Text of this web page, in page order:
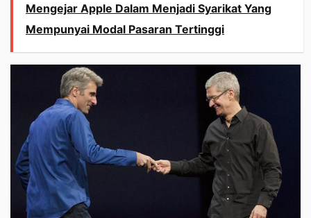
Mengejar Apple Dalam Menjadi Syarikat Yang
Mempunyai Modal Pasaran Tertinggi